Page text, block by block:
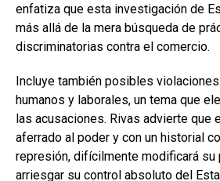
enfatiza que esta investigación de
más allá de la mera búsqueda de
discriminatorias contra el comercio.
Incluye también posibles
humanos y laborales, un tema que
las acusaciones. Rivas advierte que
aferrado al poder y con un historial
represión, difícilmente modificará su
arriesgar su control absoluto del